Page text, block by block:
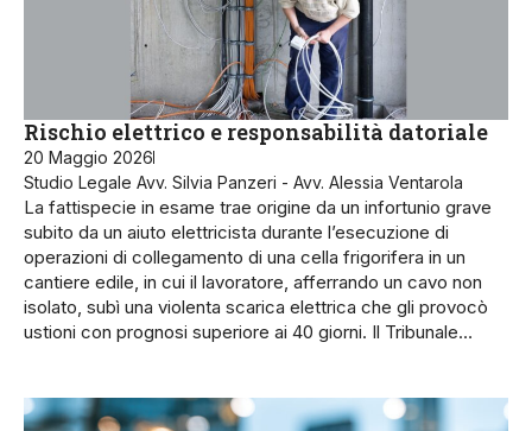
Rischio elettrico e responsabilità datoriale
20 Maggio 2026
Studio Legale Avv. Silvia Panzeri - Avv. Alessia Ventarola
La fattispecie in esame trae origine da un infortunio grave
subito da un aiuto elettricista durante l’esecuzione di
operazioni di collegamento di una cella frigorifera in un
cantiere edile, in cui il lavoratore, afferrando un cavo non
isolato, subì una violenta scarica elettrica che gli provocò
ustioni con prognosi superiore ai 40 giorni. Il Tribunale…